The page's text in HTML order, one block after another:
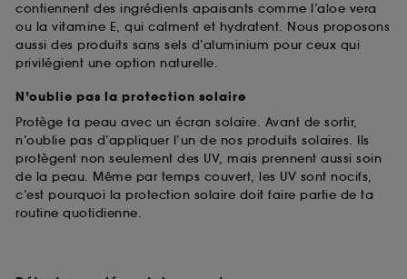
contiennent des ingrédients apaisants comme l’aloe vera
ou la vitamine E, qui calment et hydratent. Nous proposons
aussi des produits sans sels d’aluminium pour ceux qui
privilégient une option naturelle.
N’oublie pas la protection solaire
Protège ta peau avec un écran solaire. Avant de sortir,
n’oublie pas d’appliquer l’un de nos produits solaires. Ils
protègent non seulement des UV, mais prennent aussi soin
de la peau. Même par temps couvert, les UV sont nocifs,
c’est pourquoi la protection solaire doit faire partie de ta
routine quotidienne.